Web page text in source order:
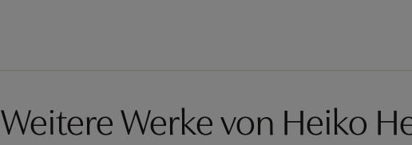
Weitere Werke von Heiko